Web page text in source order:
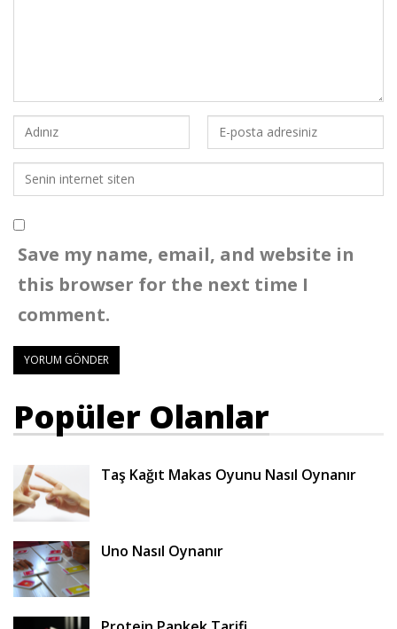
Save my name, email, and website in
this browser for the next time I
comment.
Popüler Olanlar
Taş Kağıt Makas Oyunu Nasıl Oynanır
Uno Nasıl Oynanır